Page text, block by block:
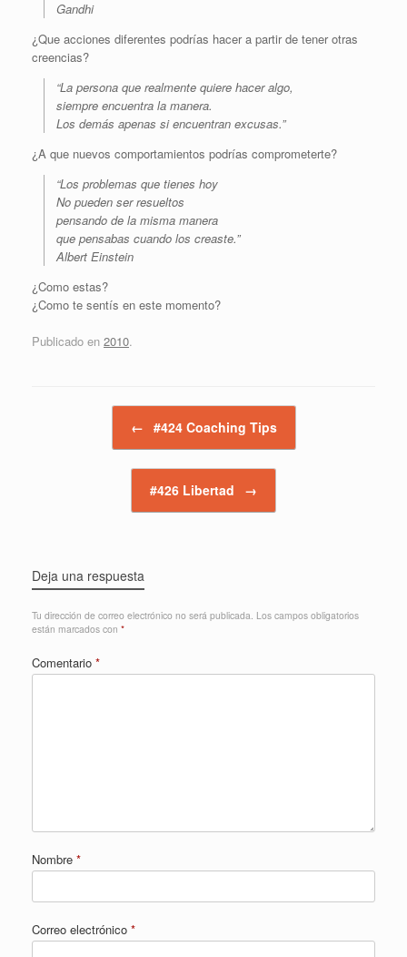
Gandhi
¿Que acciones diferentes podrías hacer a partir de tener otras
creencias?
“La persona que realmente quiere hacer algo,
siempre encuentra la manera.
Los demás apenas si encuentran excusas.”
¿A que nuevos comportamientos podrías comprometerte?
“Los problemas que tienes hoy
No pueden ser resueltos
pensando de la misma manera
que pensabas cuando los creaste.”
Albert Einstein
¿Como estas?
¿Como te sentís en este momento?
Publicado en 2010.
← #424 Coaching Tips
#426 Libertad →
Deja una respuesta
Tu dirección de correo electrónico no será publicada. Los campos obligatorios
están marcados con *
Comentario *
Nombre *
Correo electrónico *